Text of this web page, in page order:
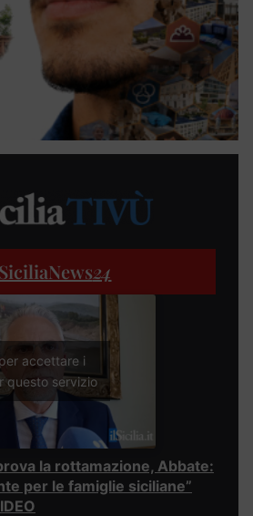
24
accettare i
questo servizio
la rottamazione, Abbate:
per le famiglie siciliane”